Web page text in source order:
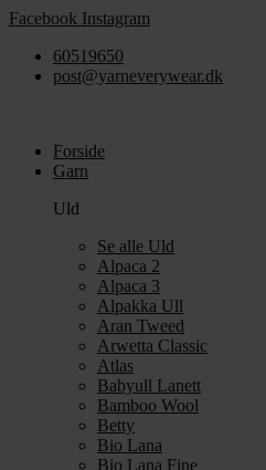
Videre
indhold
Facebook Instagram
60519650
post@yarneverywear.dk
Forside
Garn
Uld
Se alle Uld
Alpaca 2
Alpaca 3
Alpakka Ull
Aran Tweed
Arwetta Classic
Atlas
Babyull Lanett
Bamboo Wool
Betty
Bio Lana
Bio Lana Fine